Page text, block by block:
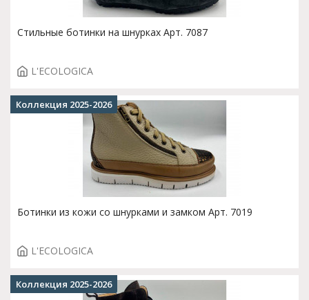
Стильные ботинки на шнурках Арт. 7087
L'ECOLOGICA
Ботинки из кожи со шнурками и замком Арт. 7019
L'ECOLOGICA
Коллекция 2025-2026
Коллекция 2025-2026